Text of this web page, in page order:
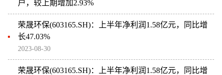
户，较上期增加2.93%
荣晟环保(603165.SH)：上半年净利润1.58亿元，同比增
长47.03%
2023-08-30
荣晟环保(603165.SH)：上半年净利润1.58亿元，同比增